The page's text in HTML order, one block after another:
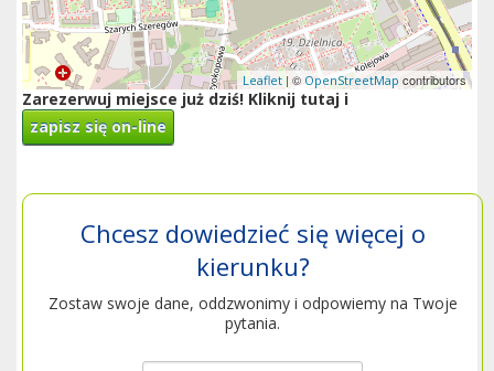
Leaflet | © OpenStreetMap contributors
Zarezerwuj miejsce już dziś! Kliknij tutaj i
zapisz się on-line
Chcesz dowiedzieć się więcej o
kierunku?
Zostaw swoje dane, oddzwonimy i odpowiemy na Twoje
pytania.